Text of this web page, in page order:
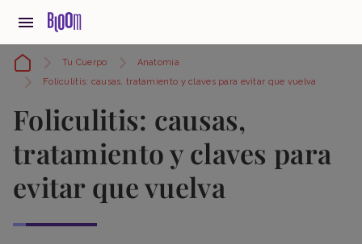
Tu Cuerpo
Anatomía
Foliculitis: causas, tratamiento y claves para evitar que vuelva
Foliculitis: causas,
tratamiento y claves para
evitar que vuelva